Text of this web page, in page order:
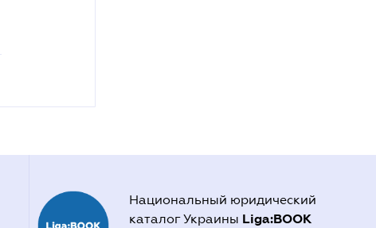
Национальный юридический
каталог Украины Liga:BOOK